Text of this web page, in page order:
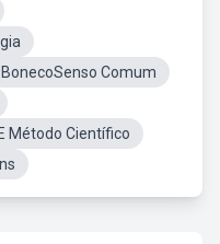
BonecoSenso Comum
Método Científico